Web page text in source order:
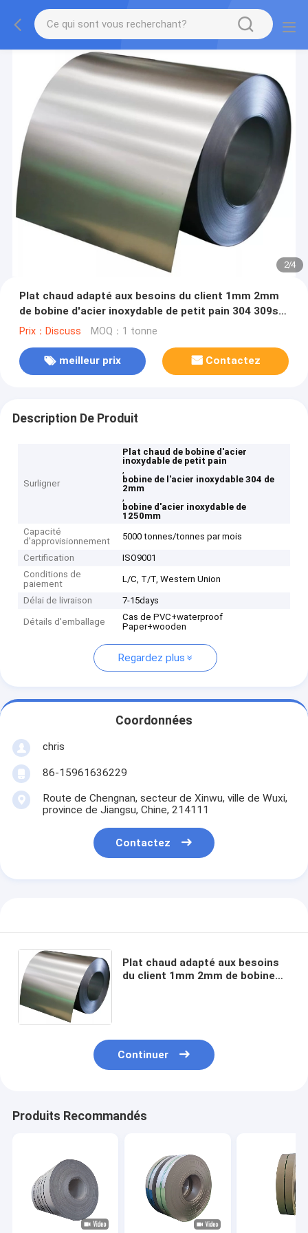
2/4
Plat chaud adapté aux besoins du client 1mm 2mm
de bobine d'acier inoxydable de petit pain 304 309s
310s 430 1250mm
Prix：Discuss MOQ：1 tonne
meilleur prix Contactez
Description De Produit
Surligner
Plat chaud de bobine d'acier
inoxydable de petit pain
,
bobine de l'acier inoxydable 304 de
2mm
,
bobine d'acier inoxydable de
1250mm
Capacité
d'approvisionnement
5000 tonnes/tonnes par mois
Certification
ISO9001
Conditions de
paiement
L/C, T/T, Western Union
Délai de livraison 7-15days
Détails d'emballage
Cas de PVC+waterproof
Paper+wooden
Regardez plus
Coordonnées
chris
86-15961636229
Route de Chengnan, secteur de Xinwu, ville de Wuxi,
province de Jiangsu, Chine, 214111
Contactez
Plat chaud adapté aux besoins
du client 1mm 2mm de bobine
Continuer
Produits Recommandés